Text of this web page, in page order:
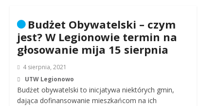
Budżet Obywatelski – czym
jest? W Legionowie termin na
głosowanie mija 15 sierpnia
4 sierpnia, 2021
UTW Legionowo
Budżet obywatelski to inicjatywa niektórych gmin,
dająca dofinansowanie mieszkańcom na ich